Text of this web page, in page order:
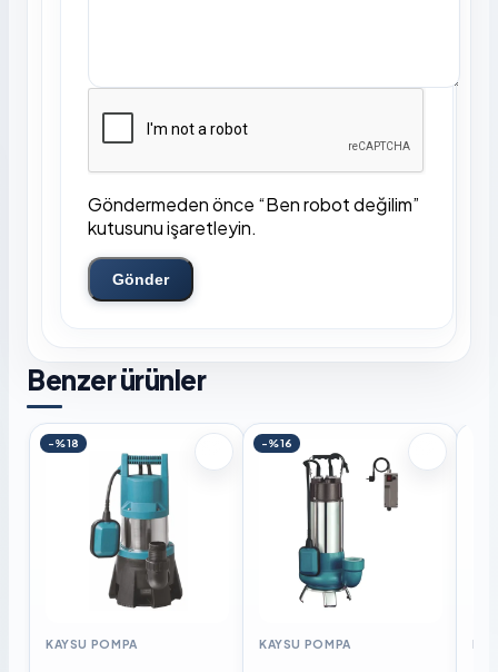
Göndermeden önce “Ben robot değilim”
kutusunu işaretleyin.
Gönder
Benzer ürünler
-%18
KAYSU POMPA
-%16
KAYSU POMPA